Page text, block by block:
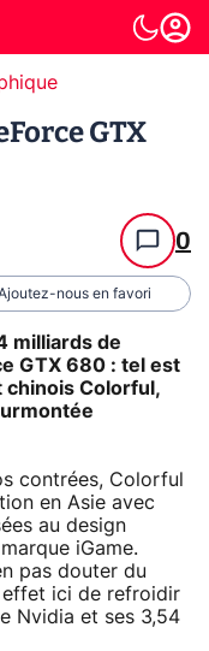
GTX
0
nous en favori
milliards de
GTX 680 : tel est
chinois Colorful,
contrées, Colorful
en Asie avec
au design
iGame.
pas douter du
effet ici de refroidir
Nvidia et ses 3,54